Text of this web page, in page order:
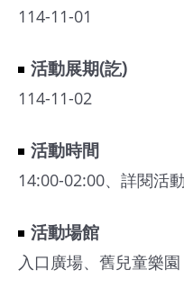
饋
場
地
申
新
基
地
114-11-01
活動展期(訖)
114-11-02
活動時間
14:00-02:00、詳閱活
活動場館
入口廣場、舊兒童樂園